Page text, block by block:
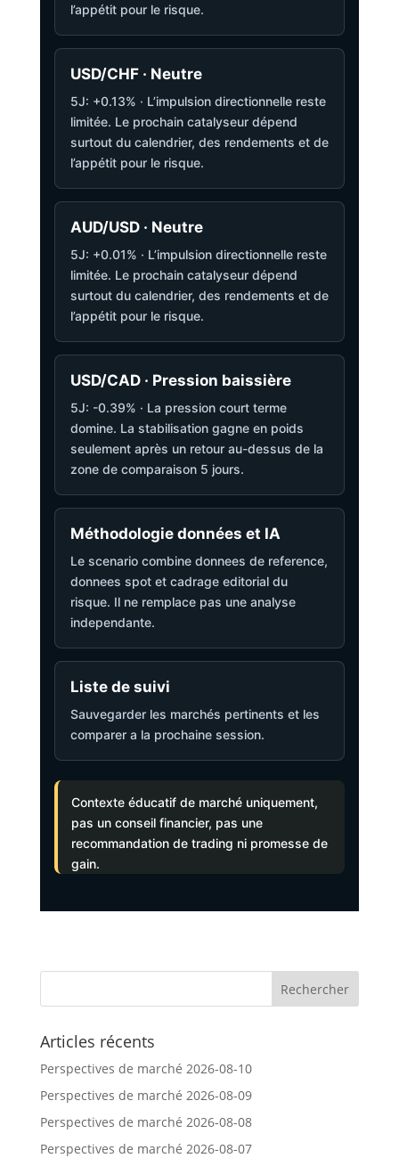
l’appétit pour le risque.
USD/CHF · Neutre
5J: +0.13% · L’impulsion directionnelle reste
limitée. Le prochain catalyseur dépend
surtout du calendrier, des rendements et de
l’appétit pour le risque.
AUD/USD · Neutre
5J: +0.01% · L’impulsion directionnelle reste
limitée. Le prochain catalyseur dépend
surtout du calendrier, des rendements et de
l’appétit pour le risque.
USD/CAD · Pression baissière
5J: -0.39% · La pression court terme
domine. La stabilisation gagne en poids
seulement après un retour au-dessus de la
zone de comparaison 5 jours.
Méthodologie données et IA
Le scenario combine donnees de reference,
donnees spot et cadrage editorial du
risque. Il ne remplace pas une analyse
independante.
Liste de suivi
Sauvegarder les marchés pertinents et les
comparer a la prochaine session.
Contexte éducatif de marché uniquement,
pas un conseil financier, pas une
recommandation de trading ni promesse de
gain.
Articles récents
Perspectives de marché 2026-08-10
Perspectives de marché 2026-08-09
Perspectives de marché 2026-08-08
Perspectives de marché 2026-08-07